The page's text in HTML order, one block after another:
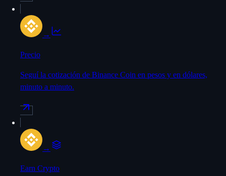
→
Precio
Seguí la cotización de Binance Coin en pesos y en dólares,
minuto a minuto.
→
Earn Crypto